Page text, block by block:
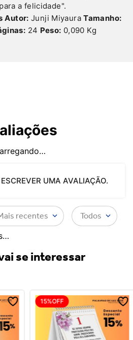
a felicidade".
Autor: Junji MiyauraTamanho:
24 Peso: 0,090 Kg
UMA AVALIAÇÃO.
recentes Todos
se interessar
15%OFF